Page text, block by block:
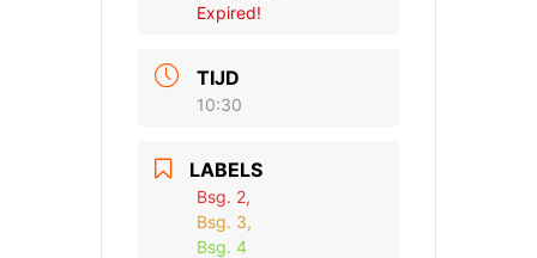
Expired!
TIJD
10:30
LABELS
Bsg. 2,
Bsg. 3,
Bsg. 4